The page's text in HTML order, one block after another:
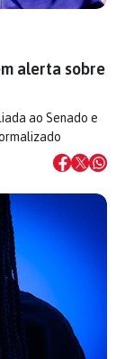
alerta sobre
ao Senado e